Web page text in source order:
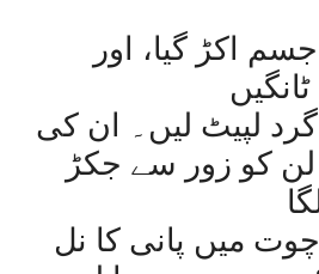
اکڑ گیا، اور
لپیٹ لیں۔ ان کی
کو زور سے جکڑ
میں پانی کا نل